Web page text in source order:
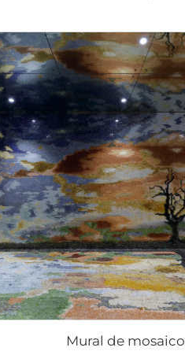
Mural de mosaico